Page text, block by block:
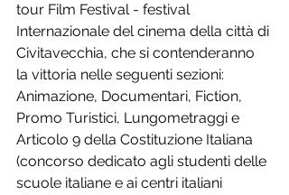
tour Film Festival - festival
Internazionale del cinema della città di
Civitavecchia, che si contenderanno
la vittoria nelle seguenti sezioni:
Animazione, Documentari, Fiction,
Promo Turistici, Lungometraggi e
Articolo 9 della Costituzione Italiana
(concorso dedicato agli studenti delle
scuole italiane e ai centri italiani